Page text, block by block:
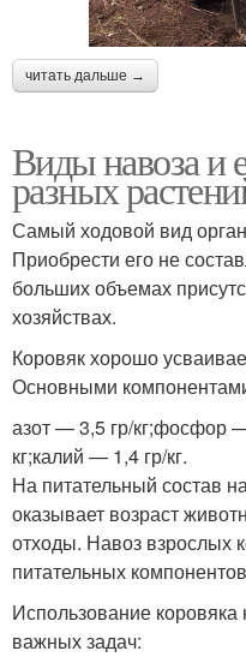
читать дальше →
Виды навоза и
разных
Самый ходовой вид
Приобрести его не
больших объемах
хозяйствах.
Коровяк хорошо
Основными
азот — 3,5 гр/кг;фосфор
кг;калий — 1,4 гр/кг.
На питательный состав
оказывает возраст
отходы. Навоз взрослых
питательных
Использование
важных задач: